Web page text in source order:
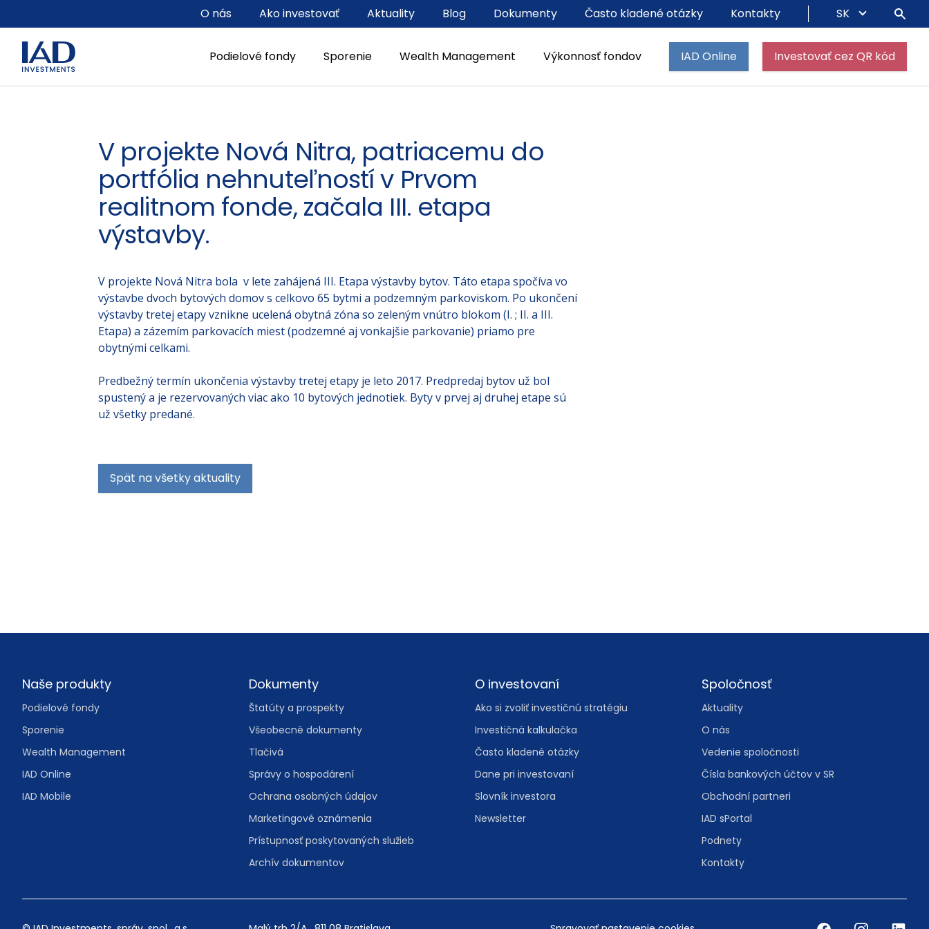
Podielové fondy Sporenie Wealth Management Výkonnosť fondov IAD Online Investovať cez QR kód
O nás Ako investovať Aktuality Blog Dokumenty Často kladené otázky Kontakty SK
V projekte Nová Nitra, patriacemu do
portfólia nehnuteľností v Prvom
realitnom fonde, začala III. etapa
výstavby.
V projekte Nová Nitra bola v lete zahájená III. Etapa výstavby bytov. Táto etapa spočíva vo
výstavbe dvoch bytových domov s celkovo 65 bytmi a podzemným parkoviskom. Po ukončení
výstavby tretej etapy vznikne ucelená obytná zóna so zeleným vnútro blokom (I. ; II. a III.
Etapa) a zázemím parkovacích miest (podzemné aj vonkajšie parkovanie) priamo pre
obytnými celkami.
Predbežný termín ukončenia výstavby tretej etapy je leto 2017. Predpredaj bytov už bol
spustený a je rezervovaných viac ako 10 bytových jednotiek. Byty v prvej aj druhej etape sú
už všetky predané.
Spät na všetky aktuality
Footer
Naše produkty
Podielové fondy
Sporenie
Wealth Management
IAD Online
IAD Mobile
Dokumenty
Štatúty a prospekty
Všeobecné dokumenty
Tlačivá
Správy o hospodárení
Ochrana osobných údajov
Marketingové oznámenia
Prístupnosť poskytovaných služieb
Archív dokumentov
O investovaní
Ako si zvoliť investičnú stratégiu
Investičná kalkulačka
Často kladené otázky
Dane pri investovaní
Slovník investora
Newsletter
Spoločnosť
Aktuality
O nás
Vedenie spoločnosti
Čísla bankových účtov v SR
Obchodní partneri
IAD sPortal
Podnety
Kontakty